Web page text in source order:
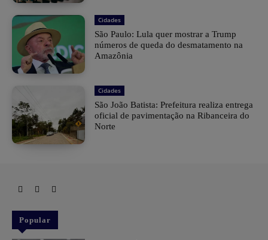
Cidades
São Paulo: Lula quer mostrar a Trump
números de queda do desmatamento na
Amazônia
Cidades
São João Batista: Prefeitura realiza entrega
oficial de pavimentação na Ribanceira do
Norte
Popular